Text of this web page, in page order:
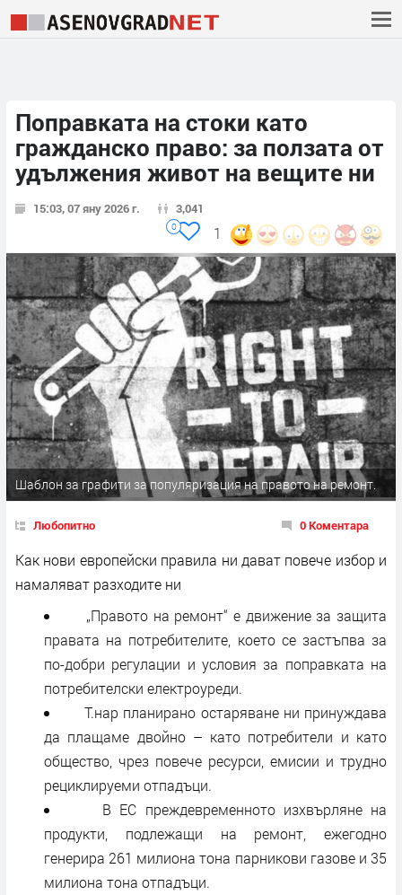
Поправката на стоки като
гражданско право: за ползата от
удължения живот на вещите ни
15:03, 07 яну 2026 г. 3,041
1
0
Шаблон за графити за популяризация на правото на ремонт.
Любопитно 0 Коментара
Как нови европейски правила ни дават повече избор и
намаляват разходите ни
„Правото на ремонт“ е движение за защита
правата на потребителите, което се застъпва за
по-добри регулации и условия за поправката на
потребителски електроуреди.
Т.нар планирано остаряване ни принуждава
да плащаме двойно – като потребители и като
общество, чрез повече ресурси, емисии и трудно
рециклируеми отпадъци.
В ЕС преждевременното изхвърляне на
продукти, подлежащи на ремонт, ежегодно
генерира 261 милиона тона парникови газове и 35
милиона тона отпадъци.